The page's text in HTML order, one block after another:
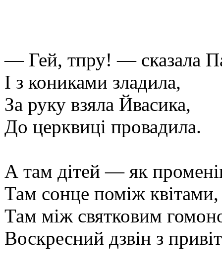
— Гей, тпру! — сказала
І з кониками зладила,
За руку взяла Йвасика,
До церквиці провадила.
А там дітей — як
Там сонце поміж квітами,
Там між святковим
Воскресний дзвін з